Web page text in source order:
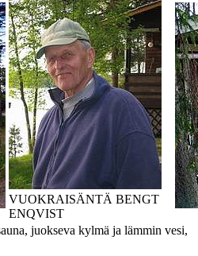
VUOKRAISÄNTÄ BENGT
ENQVIST
juokseva kylmä ja lämmin vesi,